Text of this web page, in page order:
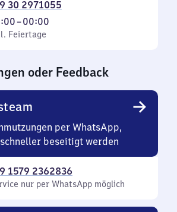
30 2971055
–00:00
Feiertage
oder Feedback
per WhatsApp,
beseitigt werden
1579 2362836
nur per WhatsApp möglich